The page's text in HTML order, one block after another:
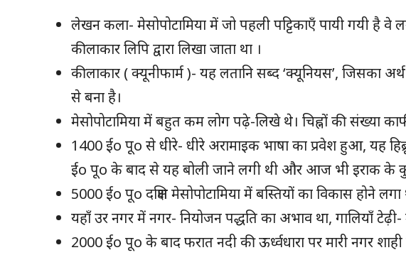
लेखन कला- मेसोपोटामिया में जो पहली पट्टिकाएँ पायी गयी है
कीलाकार लिपि द्वारा लिखा जाता था ।
कीलाकार ( क्यूनीफार्म )- यह लतानि सब्द ‘क्यूनियस’, जिसका
से बना है।
मेसोपोटामिया में बहुत कम लोग पढ़े-लिखे थे। चिह्नों की संख्या
1400 ईo पूo से धीरे- धीरे अरामाइक भाषा का प्रवेश हुआ, यह
ईo पूo के बाद से यह बोली जाने लगी थी और आज भी इराक के
5000 ईo पूo दक्षिण मेसोपोटामिया में बस्तियों का विकास होने
यहाँ उर नगर में नगर- नियोजन पद्धति का अभाव था, गालियाँ
2000 ईo पूo के बाद फरात नदी की ऊर्ध्वधारा पर मारी नगर